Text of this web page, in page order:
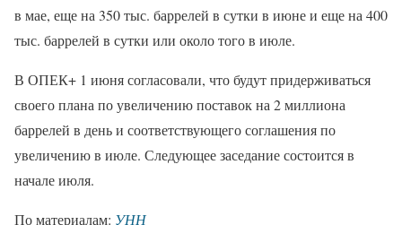
в мае, еще на 350 тыс. баррелей в сутки в июне и еще на 400
тыс. баррелей в сутки или около того в июле.
В ОПЕК+ 1 июня согласовали, что будут придерживаться
своего плана по увеличению поставок на 2 миллиона
баррелей в день и соответствующего соглашения по
увеличению в июле. Следующее заседание состоится в
начале июля.
По материалам: УНН